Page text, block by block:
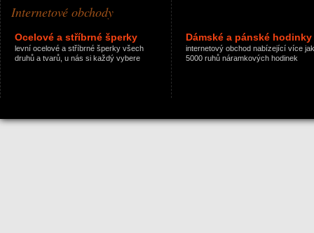
Internetové obchody
Ocelové a stříbrné šperky
levní ocelové a stříbrné šperky všech
druhů a tvarů, u nás si každý vybere
Dámské a pánské hodinky
internetový obchod nabízející více jak
5000 ruhů náramkových hodinek